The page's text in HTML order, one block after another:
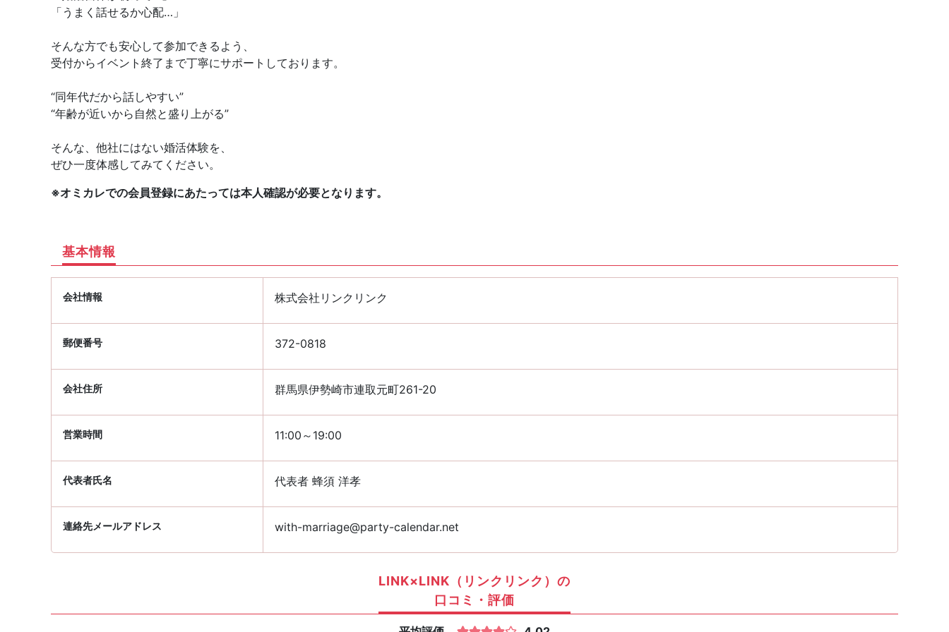
「うまく話せるか心配…」
そんな方でも安心して参加できるよう、
受付からイベント終了まで丁寧にサポートしております。
“同年代だから話しやすい”
“年齢が近いから自然と盛り上がる”
そんな、他社にはない婚活体験を、
ぜひ一度体感してみてください。
※オミカレでの会員登録にあたっては本人確認が必要となります。
基本情報
会社情報 株式会社リンクリンク
郵便番号 372-0818
会社住所 群馬県伊勢崎市連取元町261-20
営業時間 11:00～19:00
代表者氏名 代表者 蜂須 洋孝
連絡先メールアドレス with-marriage@party-calendar.net
LINK×LINK（リンクリンク）の
口コミ・評価